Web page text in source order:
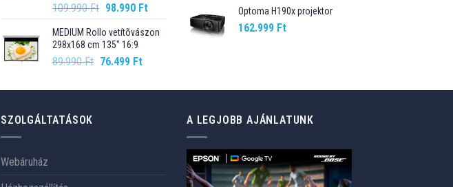
109.990Ft Original
was:
109.990 Ft.
98.990 FtCurrent
is:
MEDIUM Rollo vetítõvászon
298x168 cm 135" 16:9
89.990Ft Original
was:
76.499 FtCurrent
is:
Optoma H190x projektor
162.999 Ft
SZOLGÁLTATÁSOK
Webáruház
A LEGJOBB AJÁNLATUNK